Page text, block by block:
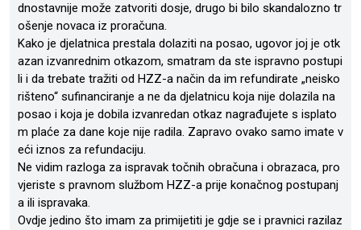
dnostavnije može zatvoriti dosje, drugo bi bilo skandalozno tr
ošenje novaca iz proračuna.
Kako je djelatnica prestala dolaziti na posao, ugovor joj je otk
azan izvanrednim otkazom, smatram da ste ispravno postupi
li i da trebate tražiti od HZZ-a način da im refundirate „neisko
rišteno“ sufinanciranje a ne da djelatnicu koja nije dolazila na
posao i koja je dobila izvanredan otkaz nagrađujete s isplato
m plaće za dane koje nije radila. Zapravo ovako samo imate v
eći iznos za refundaciju.
Ne vidim razloga za ispravak točnih obračuna i obrazaca, pro
vjeriste s pravnom službom HZZ-a prije konačnog postupanj
a ili ispravaka.
Ovdje jedino što imam za primijetiti je gdje se i pravnici razilaz